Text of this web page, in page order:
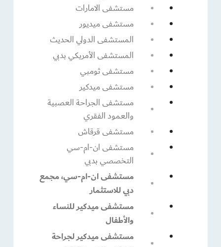
مستشفى الامارات
مستشفى ميديور
المستشفى الدولي الحديث
المستشفى الأمريكي بدبي
مستشفى ثومبي
مستشفى ميدكير
مستشفى الجراحة العصبية
والعمود الفقري
مستشفى قرقاش
مستشفى ان-ام-سي
التخصصي بدبي
مستشفى ان-ام-سي، مجمع
دبي للاستثمار
مستشفى ميدكير للنساء
والأطفال
مستشفى ميدكير لجراحة